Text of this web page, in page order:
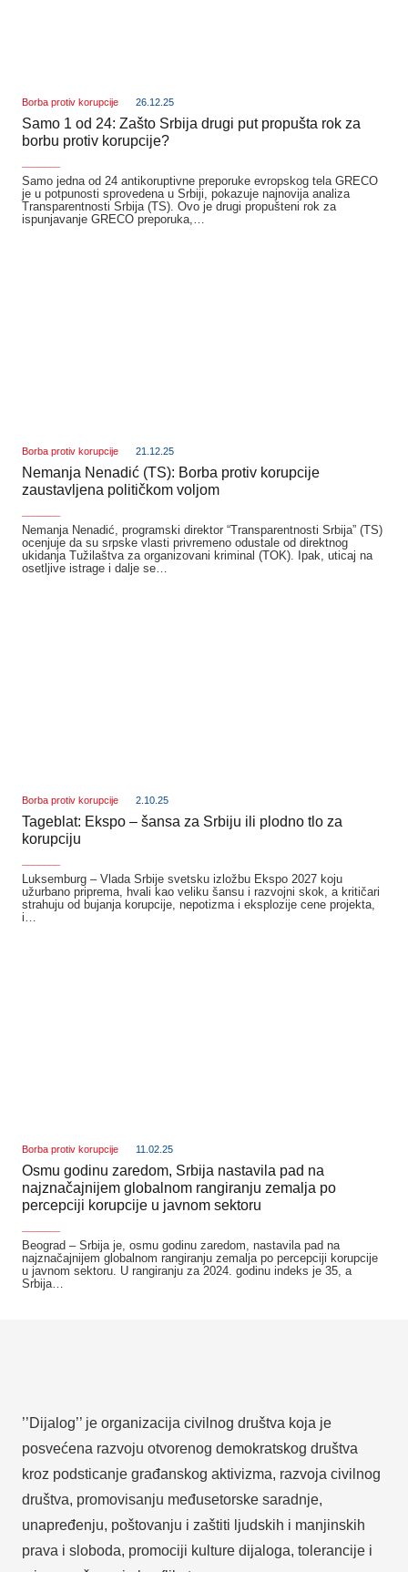
Borba protiv korupcije 26.12.25
Samo 1 od 24: Zašto Srbija drugi put propušta rok za
borbu protiv korupcije?
Samo jedna od 24 antikoruptivne preporuke evropskog telа GRECO
je u potpunosti sprovedena u Srbiji, pokazuje najnovija analiza
Transparentnosti Srbija (TS). Ovo je drugi propušteni rok za
ispunjavanje GRECO preporuka,…
Borba protiv korupcije 21.12.25
Nemanja Nenadić (TS): Borba protiv korupcije
zaustavljena političkom voljom
Nemanja Nenadić, programski direktor “Transparentnosti Srbija” (TS)
ocenjuje da su srpske vlasti privremeno odustale od direktnog
ukidanja Tužilaštva za organizovani kriminal (TOK). Ipak, uticaj na
osetljive istrage i dalje se…
Borba protiv korupcije 2.10.25
Tageblat: Ekspo – šansa za Srbiju ili plodno tlo za
korupciju
Luksemburg – Vlada Srbije svetsku izložbu Ekspo 2027 koju
užurbano priprema, hvali kao veliku šansu i razvojni skok, a kritičari
strahuju od bujanja korupcije, nepotizma i eksplozije cene projekta,
i…
Borba protiv korupcije 11.02.25
Osmu godinu zaredom, Srbija nastavila pad na
najznačajnijem globalnom rangiranju zemalja po
percepciji korupcije u javnom sektoru
Beograd – Srbija je, osmu godinu zaredom, nastavila pad na
najznačajnijem globalnom rangiranju zemalja po percepciji korupcije
u javnom sektoru. U rangiranju za 2024. godinu indeks je 35, a
Srbija…
’’Dijalog’’ je organizacija civilnog društva koja je
posvećena razvoju otvorenog demokratskog društva
kroz podsticanje građanskog aktivizma, razvoja civilnog
društva, promovisanju međusetorske saradnje,
unapređenju, poštovanju i zaštiti ljudskih i manjinskih
prava i sloboda, promociji kulture dijaloga, tolerancije i